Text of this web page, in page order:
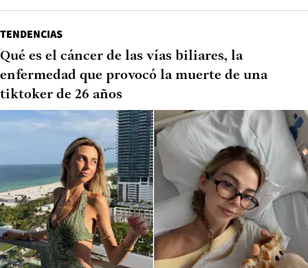
TENDENCIAS
Qué es el cáncer de las vías biliares, la
enfermedad que provocó la muerte de una
tiktoker de 26 años